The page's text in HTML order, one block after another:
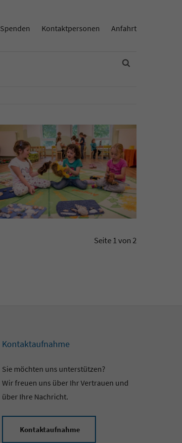
Spenden Kontaktpersonen Anfahrt
Seite 1 von 2
Kontaktaufnahme
Sie möchten uns unterstützen?
Wir freuen uns über Ihr Vertrauen und
über Ihre Nachricht.
Kontaktaufnahme